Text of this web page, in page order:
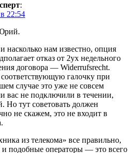
:
22:54
насколько нам известно, опция
отказ от 2ух недельного
договора — Widerrufsrecht.
галочку при
случае это уже не совсем
вас не подключили в течении,
Но тут советовать должен
не скажем, это не входит в
из телекома» все правильно,
и подобные операторы — это всего